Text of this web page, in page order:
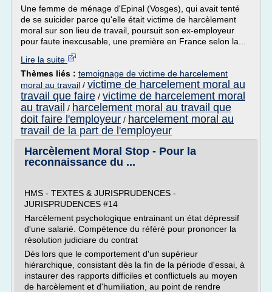
Une femme de ménage d'Epinal (Vosges), qui avait tenté
de se suicider parce qu'elle était victime de harcèlement
moral sur son lieu de travail, poursuit son ex-employeur
pour faute inexcusable, une première en France selon la...
Lire la suite
Thèmes liés : temoignage de victime de harcelement
moral au travail / victime de harcelement moral au
travail que faire / victime de harcelement moral
au travail / harcelement moral au travail que
doit faire l'employeur / harcelement moral au
travail de la part de l'employeur
Harcèlement Moral Stop - Pour la
reconnaissance du ...
HMS - TEXTES & JURISPRUDENCES -
JURISPRUDENCES #14
Harcèlement psychologique entrainant un état dépressif
d'une salarié. Compétence du référé pour prononcer la
résolution judiciare du contrat
Dès lors que le comportement d'un supérieur
hiérarchique, consistant dès la fin de la période d'essai, à
instaurer des rapports difficiles et conflictuels au moyen
de harcèlement et d'humiliation, au point de rendre